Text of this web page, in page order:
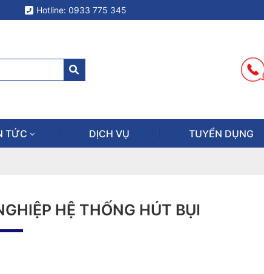
Hotline: 0933 775 345
TỨC DỊCH VỤ TUYỂN DỤNG
HỆ THỐNG HÚT BỤI